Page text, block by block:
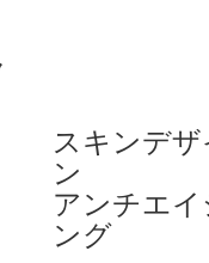
スキンデザ
ン
アンチエイ
ング